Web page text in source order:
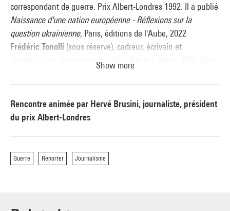
correspondant de guerre. Prix Albert-Londres 1992. Il a publié
Naissance d'une nation européenne - Réflexions sur la
question ukrainienne, Paris, éditions de l'Aube, 2022
Frédéric Tonolli (sous réserve), cadreur, écrivain et
réalisateur de documentaires. Prix Albert-Londres 1996. Son
What’s Up Films, VFS Films, 2022).
Show more
Rencontre animée par Hervé Brusini, journaliste, président
du prix Albert-Londres
Guerre Reporter Journalisme